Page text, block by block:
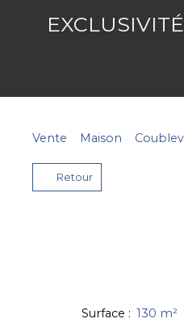
Vente Maison
Retour
Surface : 130 m²